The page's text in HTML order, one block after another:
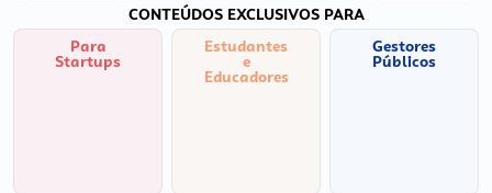
CONTEÚDOS EXCLUSIVOS PARA
Para
Startups
Estudantes
e
Educadores
Gestores
Públicos